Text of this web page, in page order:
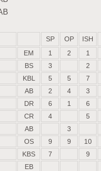
SP OP ISH
EM 1 2 1
BS 3 2
KBL 5 5 7
AB 2 4 3
DR 6 1 6
CR 4 5
AB 3
OS 9 9 10
KBS 7 9
EB